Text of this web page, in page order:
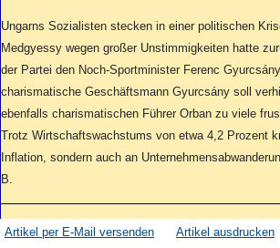
Wer wir sind
Aktuelle Ausgabe
Leben
Geschichte
Ostpreußen
Pommern
Berlin-Brandenburg
Schlesien
Danzig und
Bücher
Ungarns Sozialisten stecken in einer politischen
Medgyessy wegen großer Unstimmigkeiten hatte
der Partei den Noch-Sportminister Ferenc
charismatische Geschäftsmann Gyurcsány soll
ebenfalls charismatischen Führer Orban zu viele
Trotz Wirtschaftswachstums von etwa 4,2 Prozent
Inflation, sondern auch an
B.
Artikel per E-Mail versenden Artikel ausdrucken